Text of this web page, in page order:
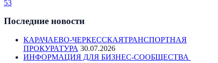
53
Последние новости
КАРАЧАЕВО-ЧЕРКЕССКАЯТРАНСПОРТНАЯ
ПРОКУРАТУРА 30.07.2026
ИНФОРМАЦИЯ ДЛЯ БИЗНЕС-СООБЩЕСТВА